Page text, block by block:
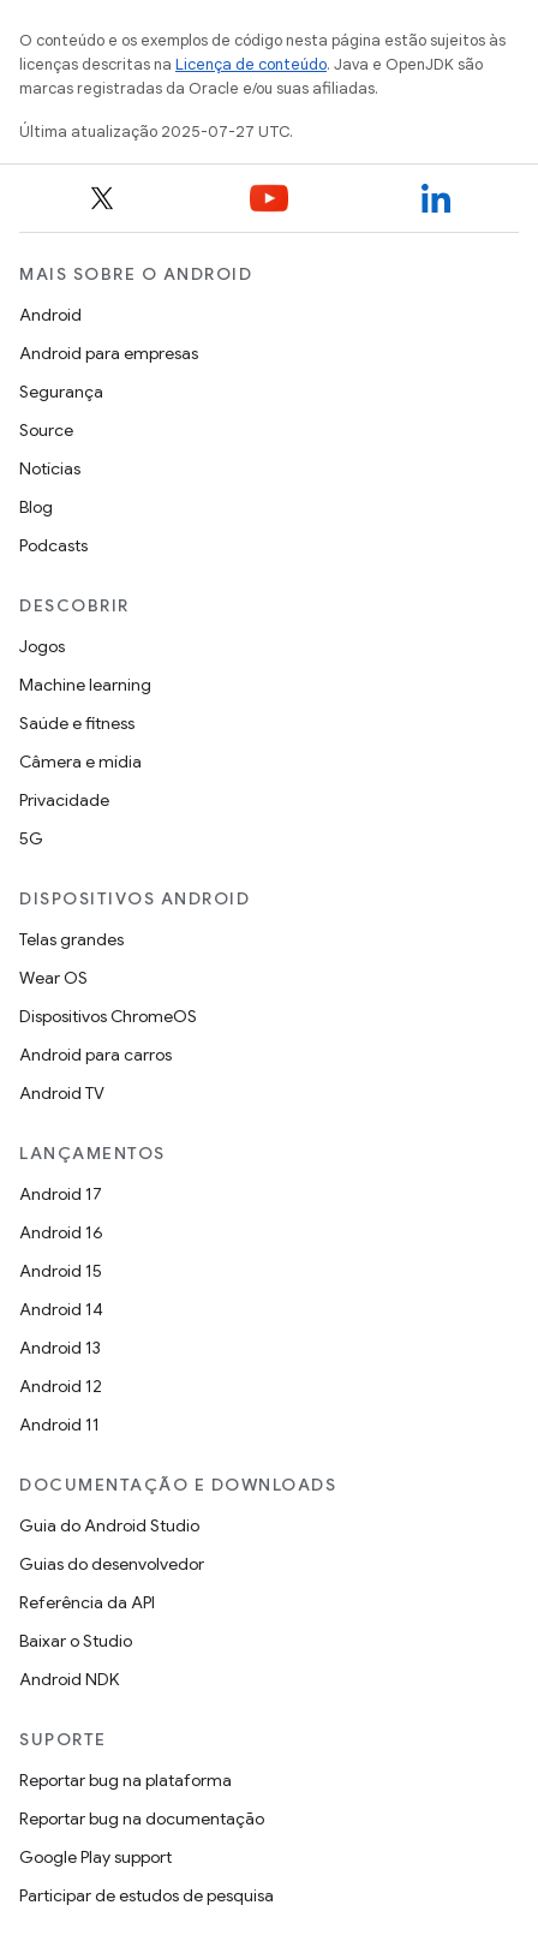
O conteúdo e os exemplos de código nesta página estão sujeitos às
licenças descritas na Licença de conteúdo. Java e OpenJDK são
marcas registradas da Oracle e/ou suas afiliadas.
Última atualização 2025-07-27 UTC.
MAIS SOBRE O ANDROID
Android
Android para empresas
Segurança
Source
Notícias
Blog
Podcasts
DESCOBRIR
Jogos
Machine learning
Saúde e fitness
Câmera e mídia
Privacidade
5G
DISPOSITIVOS ANDROID
Telas grandes
Wear OS
Dispositivos ChromeOS
Android para carros
Android TV
LANÇAMENTOS
Android 17
Android 16
Android 15
Android 14
Android 13
Android 12
Android 11
DOCUMENTAÇÃO E DOWNLOADS
Guia do Android Studio
Guias do desenvolvedor
Referência da API
Baixar o Studio
Android NDK
SUPORTE
Reportar bug na plataforma
Reportar bug na documentação
Google Play support
Participar de estudos de pesquisa